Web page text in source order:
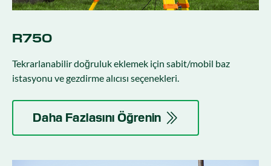
R750
Tekrarlanabilir doğruluk eklemek için sabit/mobil baz
istasyonu ve gezdirme alıcısı seçenekleri.
Daha Fazlasını Öğrenin